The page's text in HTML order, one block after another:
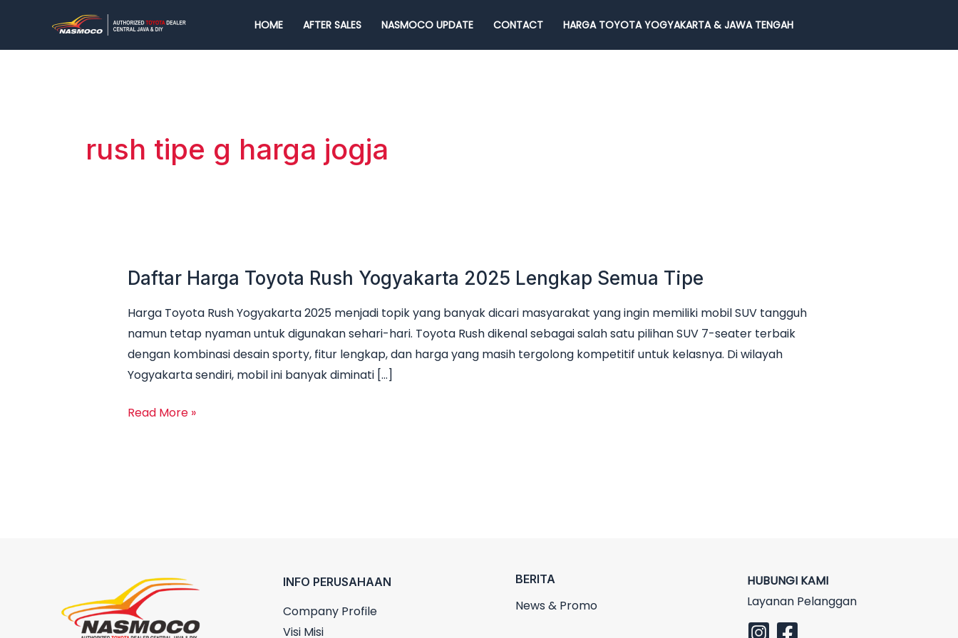
konten
HOME AFTER SALES NASMOCO UPDATE CONTACT HARGA TOYOTA YOGYAKARTA & JAWA TENGAH
rush tipe g harga jogja
Daftar Harga Toyota Rush Yogyakarta 2025 Lengkap Semua Tipe
Harga Toyota Rush Yogyakarta 2025 menjadi topik yang banyak dicari masyarakat yang ingin memiliki mobil SUV tangguh
namun tetap nyaman untuk digunakan sehari-hari. Toyota Rush dikenal sebagai salah satu pilihan SUV 7-seater terbaik
dengan kombinasi desain sporty, fitur lengkap, dan harga yang masih tergolong kompetitif untuk kelasnya. Di wilayah
Yogyakarta sendiri, mobil ini banyak diminati […]
Daftar
Toyota
Rush
Yogyakarta
2025
Semua
Read More »
INFO PERUSAHAAN
Company Profile
Visi Misi
BERITA
News & Promo
HUBUNGI KAMI
Layanan Pelanggan